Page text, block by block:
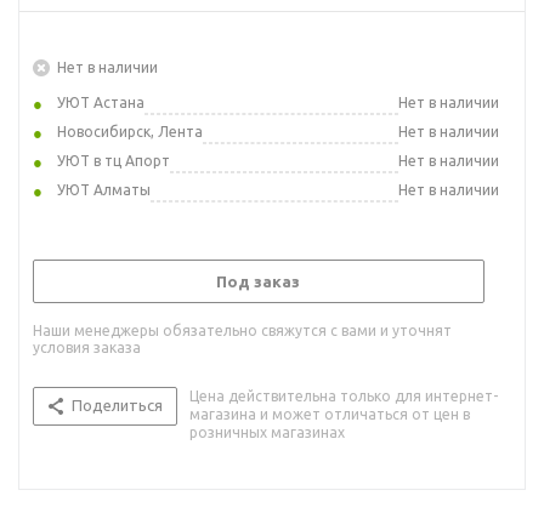
Нет в наличии
УЮТ Астана
Нет в наличии
Новосибирск, Лента
Нет в наличии
УЮТ в тц Апорт
Нет в наличии
УЮТ Алматы
Нет в наличии
Под заказ
Наши менеджеры обязательно свяжутся с вами и уточнят
условия заказа
Поделиться
Цена действительна только для интернет-
магазина и может отличаться от цен в
розничных магазинах